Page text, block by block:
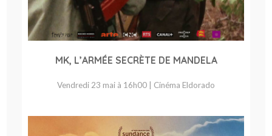
MK, L’ARMÉE SECRÈTE DE MANDELA
Vendredi 23 mai à 16h00 | Cinéma Eldorado